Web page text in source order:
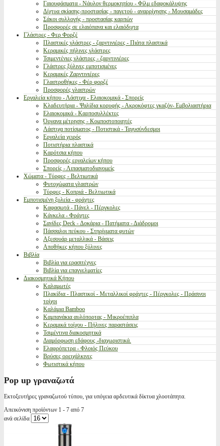
Γαιουφάσματα - Νάυλον θερμοκηπίου - Φίλμ εδαφοκάλυψης
Δίχτυα σκίασης-προστασίας - παγετού - αναρρίχησης - Μουσαμάδες
Σάκοι συλλογής - προστασίας καρπών
Προσφορές σε ελαιόπανα και ελαιόδιχτα
Γλάστρες - Φερ Φορζέ
Πλαστικές γλάστρες - ζαρντινιέρες - Πιάτα πλαστικά
Κεραμικές πήλινες γλάστρες
Τσιμεντένιες γλάστρες - ζαρντινιέρες
Γλάστρες ξύλινες εμποτισμένες
Κεραμικές Ζαρντινιέρες
Γλαστροθήκες - Φέρ φορζέ
Προσφορές γλαστρών
Εργαλεία κήπου - Λάστιχα - Ελαιοκομικά - Σπορείς
Κλαδευτήρια - Ψαλίδια κορυφής - Ακροκόφτες γκαζόν- Εμβολιαστήρια
Ελαιοκομικά - Καρποσυλλέκτες
Όργανα μέτρησης - Κομποστοποιητές
Λάστιχα ποτίσματος - Ποτιστικά - Ταχυσύνδεσμοι
Εργαλεία χειρός
Ποτιστήρια πλαστικά
Καρότσια κήπου
Προσφορές εργαλείων κήπου
Σπορείς - Λιπασματοδιανομείς
Χώματα - Τύρφες - Βελτιωτικά
Φυτοχώματα γλαστρών
Τύρφες - Κοπριά - Βελτιωτικά
Εμποτισμένη ξυλεία - φράχτες
Καφασωτά - Πάνελ - Πέργκολες
Κάγκελα - Φράχτες
Σανίδες Deck - Δοκάρια - Πατήματα - Διάδρομοι
Πάσσαλοι πεύκου - Στηρίγματα φυτών
Αξεσουάρ μεταλλικά - Βάσεις
Αποθήκες κήπου ξύλινες
Βιβλία
Βιβλία για ερασιτέχνες
Βιβλία για επαγγελματίες
Διακοσμητικά Κήπου
Καλαμωτές
Πλακίδια - Πλαστικοί - Μεταλλικοί φράχτες - Πέργκολες - Πράσινοι
τοίχοι
Καλάμια Bamboo
Καμπανάκια αυλόπορτας - Μικροέπιπλα
Κεραμικά τοίχου - Πήλινες παραστάσεις
Τσιμέντινα διακοσμητικά
Διαμόρφωση εδάφους -διαχωριστικά.
Ελαφρόπετρα - Φλοιός Πεύκου
Βρύσες ορειχάλκινες
Φωτιστικά κήπου
Pop up γραναζωτά
Εκτοξευτήρες γραναζωτού τύπου, για υπόγεια αρδευτικά δίκτυα χλοοτάπητα.
Απεικόνιση προϊόντων 1 - 7 από 7
ανά σελίδα